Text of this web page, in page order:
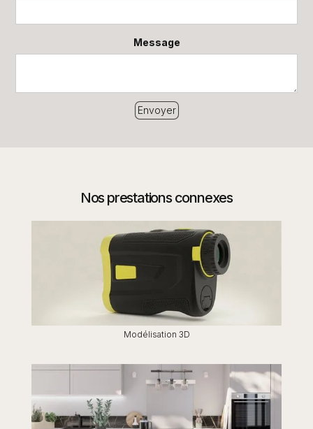
Message
Nos prestations connexes
Modélisation 3D